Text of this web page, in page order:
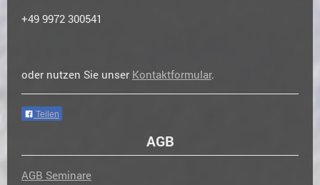
+49 9972 300541
oder nutzen Sie unser Kontaktformular.
Teilen
AGB
AGB Seminare